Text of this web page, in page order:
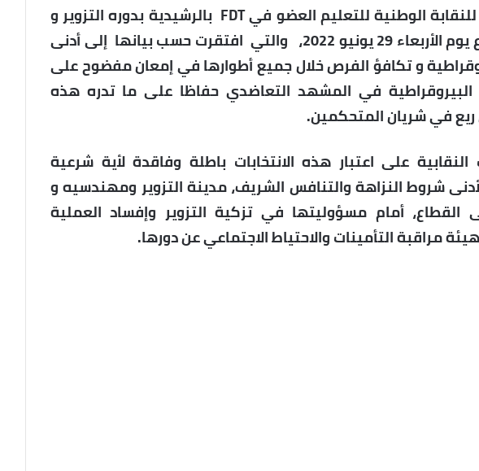
و أدان المكتب الإقليمي للنقابة الوطنية للتعليم العضو في FDT بالرشيدية بدوره التزوير و
التدليس الذي شاب اقتراع يوم الأربعاء 29 يونيو 2022، والتي افتقرت حسب بيانها إلى أدنى
و تكافؤ الفرص خلال جميع أطوارها في إمعان مفضوح على
البيروقراطية في المشهد التعاضدي حفاظا على ما تدره هذه
في شريان المتحكمين.
على اعتبار هذه الانتخابات باطلة وفاقدة لأية شرعية
شروط النزاهة والتنافس الشريف، مدينة التزوير ومهندسيه و
القطاع، أمام مسؤوليتها في تزكية التزوير وإفساد العملية
مراقبة التأمينات والاحتياط الاجتماعي عن دورها.